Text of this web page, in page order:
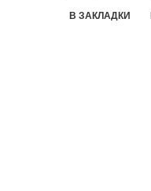
В ЗАКЛАДКИ